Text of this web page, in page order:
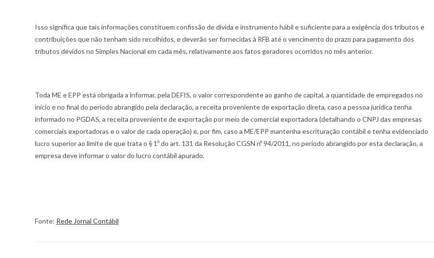
Isso significa que tais informações constituem confissão de dívida e instrumento hábil e suficiente para a exigência dos tributos e
contribuições que não tenham sido recolhidos, e deverão ser fornecidas à RFB até o vencimento do prazo para pagamento dos
tributos devidos no Simples Nacional em cada mês, relativamente aos fatos geradores ocorridos no mês anterior.
Toda ME e EPP está obrigada a informar, pela DEFIS, o valor correspondente ao ganho de capital, a quantidade de empregados no
início e no final do período abrangido pela declaração, a receita proveniente de exportação direta, caso a pessoa jurídica tenha
informado no PGDAS, a receita proveniente de exportação por meio de comercial exportadora (detalhando o CNPJ das empresas
comerciais exportadoras e o valor de cada operação) e, por fim, caso a ME/EPP mantenha escrituração contábil e tenha evidenciado
lucro superior ao limite de que trata o § 1º do art. 131 da Resolução CGSN nº 94/2011, no período abrangido por esta declaração, a
empresa deve informar o valor do lucro contábil apurado.
Fonte: Rede Jornal Contábil